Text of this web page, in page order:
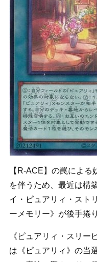
【R-ACE】の罠によ
を伴うため、最近は構
イ・ピュアリィ・スト
ーメモリー》が後手捲
《ピュアリィ・スリー
は《ピュアリィ》の当